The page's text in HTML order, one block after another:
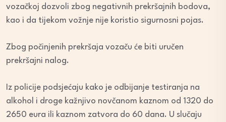
vozačkoj dozvoli zbog negativnih prekršajnih bodova,
kao i da tijekom vožnje nije koristio sigurnosni pojas.
Zbog počinjenih prekršaja vozaču će biti uručen
prekršajni nalog.
Iz policije podsjećaju kako je odbijanje testiranja na
alkohol i droge kažnjivo novčanom kaznom od 1320 do
2650 eura ili kaznom zatvora do 60 dana. U slučaju